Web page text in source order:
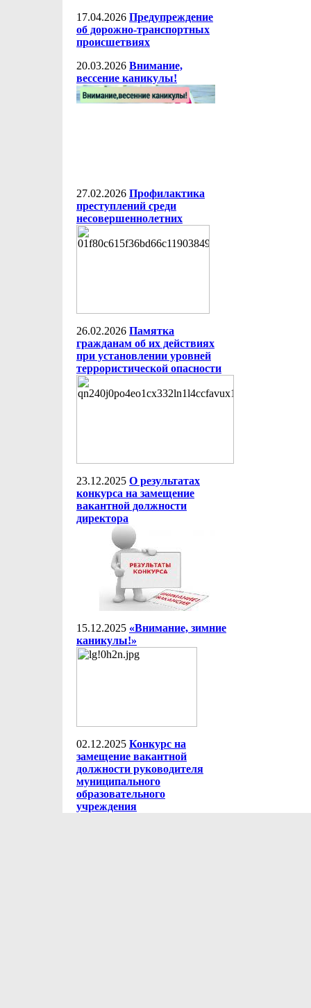
17.04.2026 Предупреждение
об дорожно-транспортных
происшетвиях
20.03.2026 Внимание,
вессение каникулы!
27.02.2026 Профилактика
преступлений среди
несовершеннолетних
26.02.2026 Памятка
гражданам об их действиях
при установлении уровней
террористической опасности
23.12.2025 О результатах
конкурса на замещение
вакантной должности
директора
15.12.2025 «Внимание, зимние
каникулы!»
02.12.2025 Конкурс на
замещение вакантной
должности руководителя
муниципального
образовательного
учреждения